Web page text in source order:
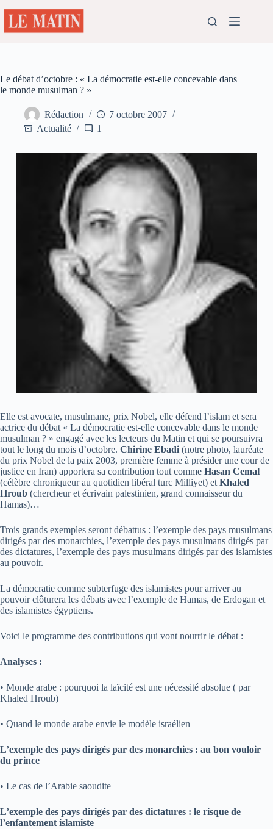
au
contenu
Le débat d’octobre : « La démocratie est-elle concevable dans
le monde musulman ? »
Rédaction
7 octobre 2007
Actualité
1
Elle est avocate, musulmane, prix Nobel, elle défend l’islam et sera
actrice du débat « La démocratie est-elle concevable dans le monde
musulman ? » engagé avec les lecteurs du Matin et qui se poursuivra
tout le long du mois d’octobre. Chirine Ebadi (notre photo, lauréate
du prix Nobel de la paix 2003, première femme à présider une cour de
justice en Iran) apportera sa contribution tout comme Hasan Cemal
(célèbre chroniqueur au quotidien libéral turc Milliyet) et Khaled
Hroub (chercheur et écrivain palestinien, grand connaisseur du
Hamas)…
Trois grands exemples seront débattus : l’exemple des pays musulmans
dirigés par des monarchies, l’exemple des pays musulmans dirigés par
des dictatures, l’exemple des pays musulmans dirigés par des islamistes
au pouvoir.
La démocratie comme subterfuge des islamistes pour arriver au
pouvoir clôturera les débats avec l’exemple de Hamas, de Erdogan et
des islamistes égyptiens.
Voici le programme des contributions qui vont nourrir le débat :
Analyses :
• Monde arabe : pourquoi la laïcité est une nécessité absolue ( par
Khaled Hroub)
• Quand le monde arabe envie le modèle israélien
L’exemple des pays dirigés par des monarchies : au bon vouloir
du prince
• Le cas de l’Arabie saoudite
L’exemple des pays dirigés par des dictatures : le risque de
l’enfantement islamiste